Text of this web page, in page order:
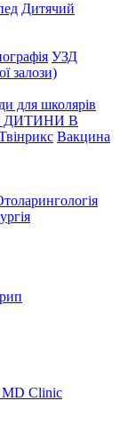
Дитячий
УЗД
залози)
для школярів
В
Вакцина
Clinic